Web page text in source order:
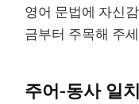
영어 문법에 자신
금부터 주목해 주
주어-동사 일